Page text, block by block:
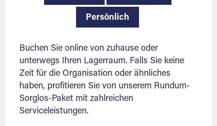
Persönlich
Buchen Sie online von zuhause oder
unterwegs Ihren Lagerraum. Falls Sie keine
Zeit für die Organisation oder ähnliches
haben, profitieren Sie von unserem Rundum-
Sorglos-Paket mit zahlreichen
Serviceleistungen.